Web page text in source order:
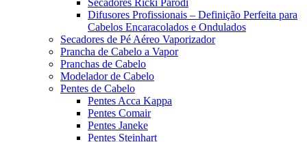
Secadores Ricki Parodi
Difusores Profissionais – Definição Perfeita para
Cabelos Encaracolados e Ondulados
Secadores de Pé Aéreo Vaporizador
Prancha de Cabelo a Vapor
Pranchas de Cabelo
Modelador de Cabelo
Pentes de Cabelo
Pentes Acca Kappa
Pentes Comair
Pentes Janeke
Pentes Steinhart